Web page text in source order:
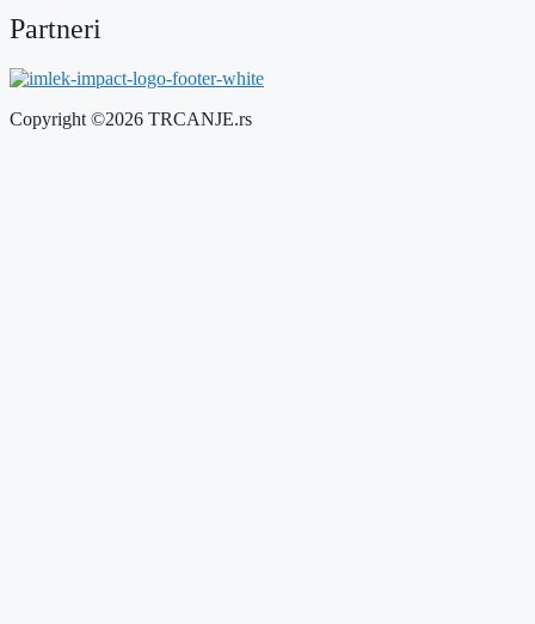
Partneri
Copyright ©2026 TRCANJE.rs